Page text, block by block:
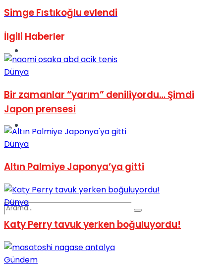
Simge Fıstıkoğlu evlendi
İlgili Haberler
Dünya
Bir zamanlar “yarım” deniliyordu… Şimdi
Japon prensesi
Dünya
Altın Palmiye Japonya’ya gitti
Dünya
Katy Perry tavuk yerken boğuluyordu!
Gündem